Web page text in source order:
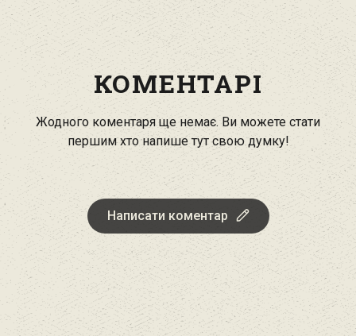
КОМЕНТАРІ
Жодного коментаря ще немає. Ви можете стати
першим хто напише тут свою думку!
Написати коментар